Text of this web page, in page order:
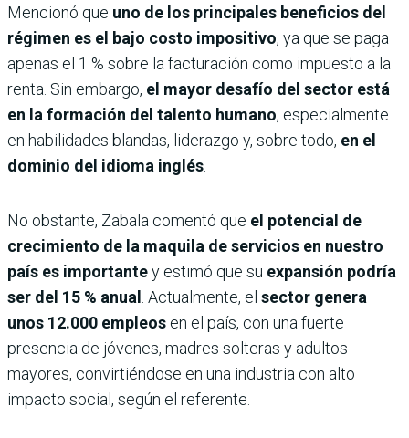
Mencionó que uno de los principales beneficios del
régimen es el bajo costo impositivo, ya que se paga
apenas el 1 % sobre la facturación como impuesto a la
renta. Sin embargo, el mayor desafío del sector está
en la formación del talento humano, especialmente
en habilidades blandas, liderazgo y, sobre todo, en el
dominio del idioma inglés
No obstante, Zabala comentó que el potencial de
crecimiento de la maquila de servicios en nuestro
país es importantey estimó que su expansión podría
ser del 15 % anual . Actualmente, el sector genera
unos 12.000 empleos en el país, con una fuerte
presencia de jóvenes, madres solteras y adultos
mayores, convirtiéndose en una industria con alto
impacto social, según el referente.